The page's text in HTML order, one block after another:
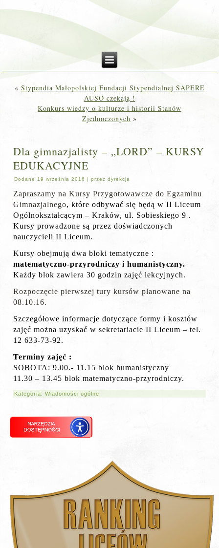
« Stypendia Małopolskiej Fundacji Stypendialnej SAPERE
AUSO czekają !
Konkurs wiedzy o kulturze i historii Stanów
Zjednoczonych »
Dla gimnazjalisty – „LORD” – KURSY
EDUKACYJNE
Dodane 19 września 2016 |przez dyrekcja
Zapraszamy na Kursy Przygotowawcze do Egzaminu
Gimnazjalnego, które odbywać się będą w II Liceum
Ogólnokształcącym – Kraków, ul. Sobieskiego 9 .
Kursy prowadzone są przez doświadczonych
nauczycieli II Liceum.
Kursy obejmują dwa bloki tematyczne :
matematyczno-przyrodniczy i humanistyczny.
Każdy blok zawiera 30 godzin zajęć lekcyjnych.
Rozpoczęcie pierwszej tury kursów planowane na
08.10.16.
Szczegółowe informacje dotyczące formy i kosztów
zajęć można uzyskać w sekretariacie II Liceum – tel.
12 633-73-92.
Terminy zajęć :
SOBOTA: 9.00.- 11.15 blok humanistyczny
11.30 – 13.45 blok matematyczno-przyrodniczy.
Kategoria:Wiadomości ogólne